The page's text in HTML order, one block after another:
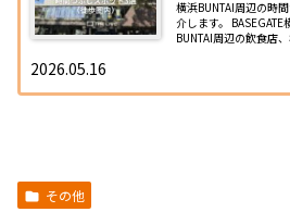
横浜BUNTAI周辺の時
介します。
BUNTAI周辺の飲食店
2026.05.16
その他